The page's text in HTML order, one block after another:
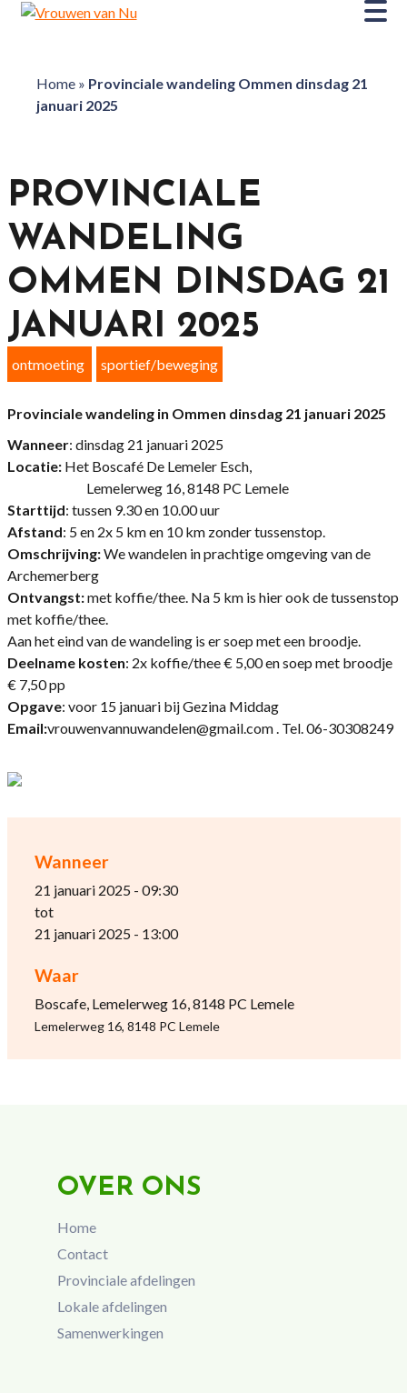
Home» Provinciale wandeling Ommen dinsdag 21
januari 2025
Wanneer
21 januari 2025 - 09:30
tot
21 januari 2025 - 13:00
Waar
Boscafe, Lemelerweg 16, 8148 PC Lemele
Lemelerweg 16, 8148 PC Lemele
PROVINCIALE
WANDELING
OMMEN DINSDAG 21
JANUARI 2025
ontmoeting sportief/beweging
Provinciale wandeling in Ommen dinsdag 21 januari 2025
Wanneer: dinsdag 21 januari 2025
Locatie:Het Boscafé De Lemeler Esch,
Lemelerweg 16, 8148 PC Lemele
Starttijd: tussen 9.30 en 10.00 uur
Afstand: 5 en 2x 5 km en 10 km zonder tussenstop.
Omschrijving:We wandelen in prachtige omgeving van de
Archemerberg
Ontvangst:met koffie/thee. Na 5 km is hier ook de tussenstop
met koffie/thee.
Aan het eind van de wandeling is er soep met een broodje.
Deelname kosten: 2x koffie/thee € 5,00 en soep met broodje
€ 7,50 pp
Opgave: voor 15 januari bij Gezina Middag
Email:vrouwenvannuwandelen@gmail.com . Tel. 06-30308249
OVER ONS
Home
Contact
Provinciale afdelingen
Lokale afdelingen
Samenwerkingen